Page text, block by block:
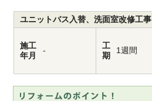
ユニットバス入替、洗面室改修工事
施工
年月
-
工
期
1週間